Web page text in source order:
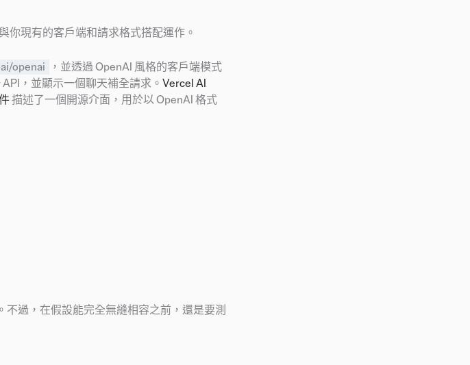
你現有的客戶端和請求格式搭配運作。
openai
，並透過 OpenAI 風格的客戶端模式
，並顯示一個聊天補全請求。 Vercel AI
描述了一個開源介面，用於以 OpenAI 格式
不過，在假設能完全無縫相容之前，還是要測